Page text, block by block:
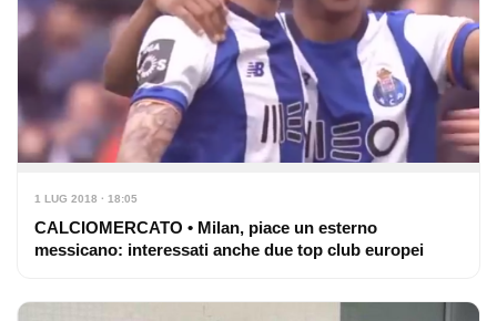
1 LUG 2018 · 18:05
CALCIOMERCATO • Milan, piace un esterno
messicano: interessati anche due top club europei